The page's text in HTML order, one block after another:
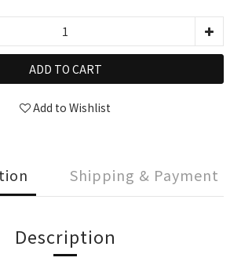
ADD TO CART
Add to Wishlist
Shipping & Payment
Description